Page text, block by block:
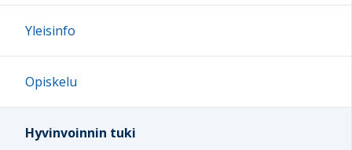
Yleisinfo
Opiskelu
Hyvinvoinnin tuki